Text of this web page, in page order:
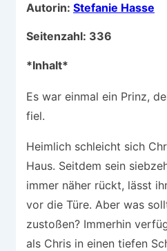
Autorin: Stefanie Hasse
Seitenzahl: 336
*Inhalt*
Es war einmal ein Prinz,
fiel.
Heimlich schleicht sich
Haus. Seitdem sein
immer näher rückt, lässt
vor die Türe. Aber was
zustoßen? Immerhin
als Chris in einen tiefen